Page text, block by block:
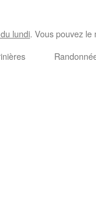
lundi. Vous pouvez